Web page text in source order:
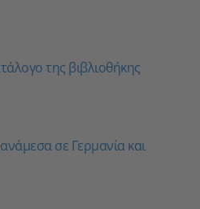
της βιβλιοθήκης
σε Γερμανία και